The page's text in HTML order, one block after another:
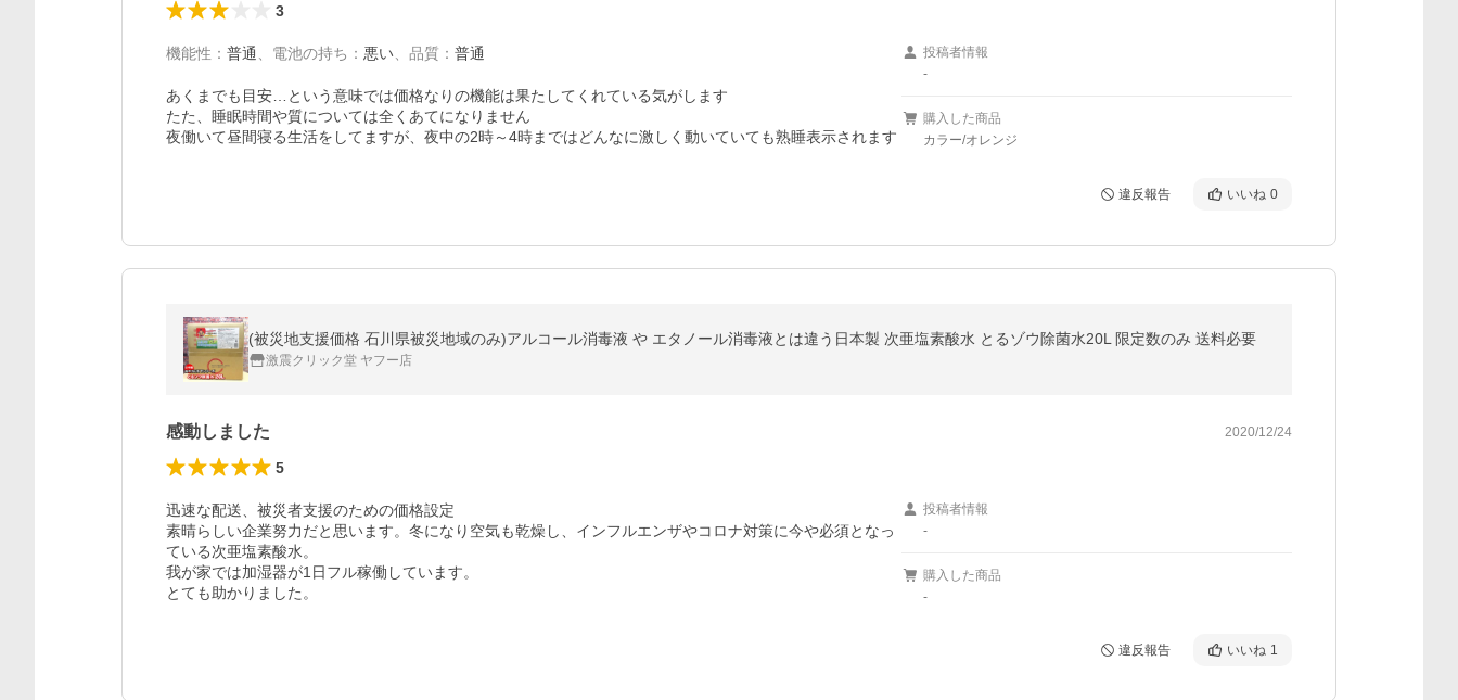
3
機能性 ： 普通 電池の持ち ： 悪い 品質 ： 普通
あくまでも目安…という意味では価格なりの機能は果たしてくれている気がします
たた、睡眠時間や質については全くあてになりません
夜働いて昼間寝る生活をしてますが、夜中の2時～4時まではどんなに激しく動いていても熟睡表示されます
投稿者情報
-
購入した商品
カラー/オレンジ
違反報告 いいね 0
(被災地支援価格 石川県被災地域のみ)アルコール消毒液 や エタノール消毒液とは違う日本製 次亜塩素酸水 とるゾウ除菌水20L 限定数のみ 送料必要
激震クリック堂 ヤフー店
感動しました 2020/12/24
5
迅速な配送、被災者支援のための価格設定
素晴らしい企業努力だと思います。冬になり空気も乾燥し、インフルエンザやコロナ対策に今や必須となっ
ている次亜塩素酸水。
我が家では加湿器が1日フル稼働しています。
とても助かりました。
投稿者情報
-
購入した商品
-
違反報告 いいね 1